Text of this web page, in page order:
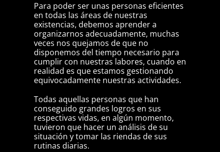
Para poder ser unas personas eficientes
en todas las áreas de nuestras
existencias, debemos aprender a
organizarnos adecuadamente, muchas
veces nos quejamos de que no
disponemos del tiempo necesario para
cumplir con nuestras labores, cuando en
realidad es que estamos gestionando
equivocadamente nuestras actividades.
Todas aquellas personas que han
conseguido grandes logros en sus
respectivas vidas, en algún momento,
tuvieron que hacer un análisis de su
situación y tomar las riendas de sus
rutinas diarias.